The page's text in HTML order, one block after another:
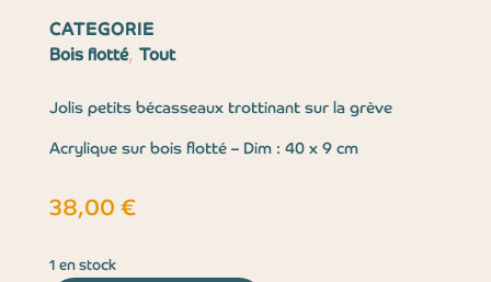
CATEGORIE
Bois flotté, Tout
Jolis petits bécasseaux trottinant sur la grève
Acrylique sur bois flotté – Dim : 40 x 9 cm
38,00 €
1 en stock